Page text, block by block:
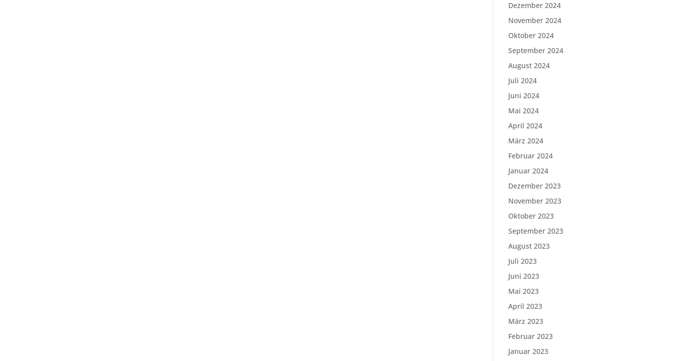
Dezember 2024
November 2024
Oktober 2024
September 2024
August 2024
Juli 2024
Juni 2024
Mai 2024
April 2024
März 2024
Februar 2024
Januar 2024
Dezember 2023
November 2023
Oktober 2023
September 2023
August 2023
Juli 2023
Juni 2023
Mai 2023
April 2023
März 2023
Februar 2023
Januar 2023